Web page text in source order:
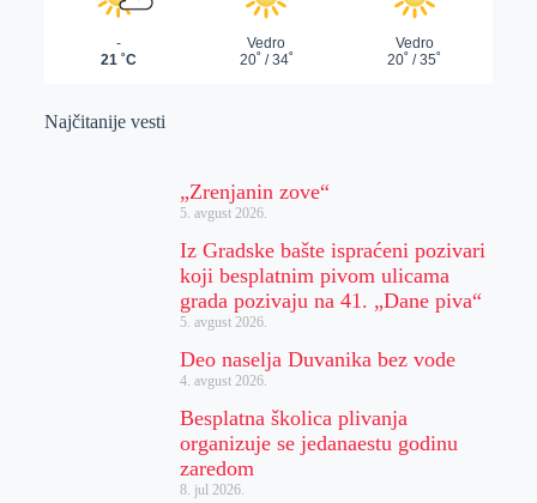
Najčitanije vesti
„Zrenjanin zove“
5. avgust 2026.
Iz Gradske bašte ispraćeni pozivari
koji besplatnim pivom ulicama
grada pozivaju na 41. „Dane piva“
5. avgust 2026.
Deo naselja Duvanika bez vode
4. avgust 2026.
Besplatna školica plivanja
organizuje se jedanaestu godinu
zaredom
8. jul 2026.